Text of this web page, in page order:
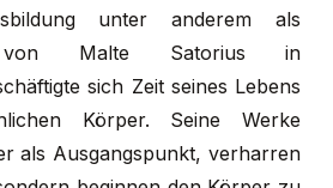
sich
unter anderem als
von Malte Satorius in
sich Zeit seines Lebens
Körper. Seine Werke
als Ausgangspunkt, verharren